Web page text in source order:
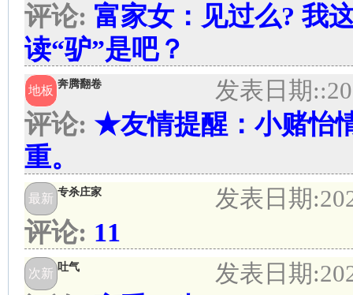
评论: 富家女：见过么? 我
读“驴”是吧？
地板 奔腾翻卷 发表日期:
评论: ★友情提醒：小赌怡
重。
最新 专杀庄家 发表日期:
评论: 11
次新 吐气 发表日期: